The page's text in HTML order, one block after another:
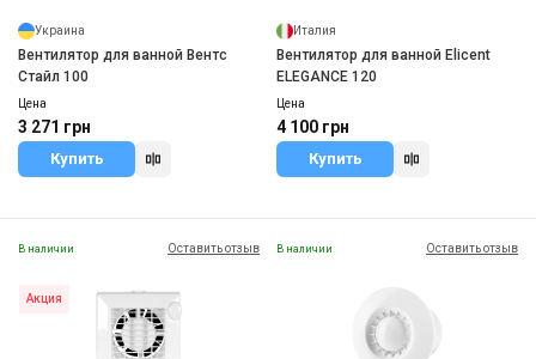
Украина
Вентилятор для ванной Вентс
Стайл 100
Цена
3 271 грн
Купить
Италия
Вентилятор для ванной Elicent
ELEGANCE 120
Цена
4 100 грн
Купить
В наличии Оставить отзыв
Акция
В наличии Оставить отзыв